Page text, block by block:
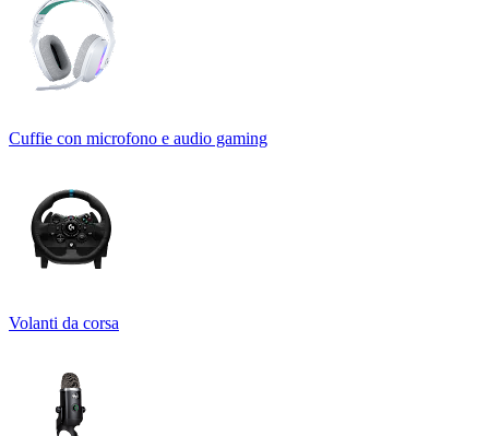
Cuffie con microfono e audio gaming
Volanti da corsa